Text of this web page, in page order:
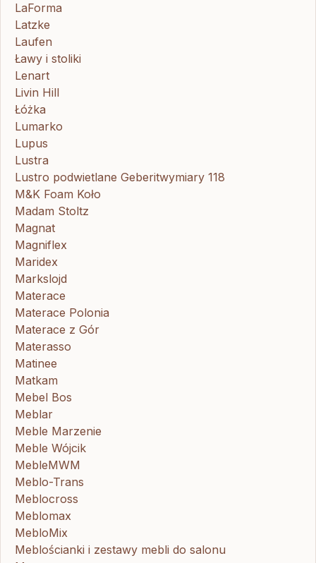
LaForma
Latzke
Laufen
Ławy i stoliki
Lenart
Livin Hill
Łóżka
Lumarko
Lupus
Lustra
Lustro podwietlane Geberitwymiary 118
M&K Foam Koło
Madam Stoltz
Magnat
Magniflex
Maridex
Markslojd
Materace
Materace Polonia
Materace z Gór
Materasso
Matinee
Matkam
Mebel Bos
Meblar
Meble Marzenie
Meble Wójcik
MebleMWM
Meblo-Trans
Meblocross
Meblomax
MebloMix
Meblościanki i zestawy mebli do salonu